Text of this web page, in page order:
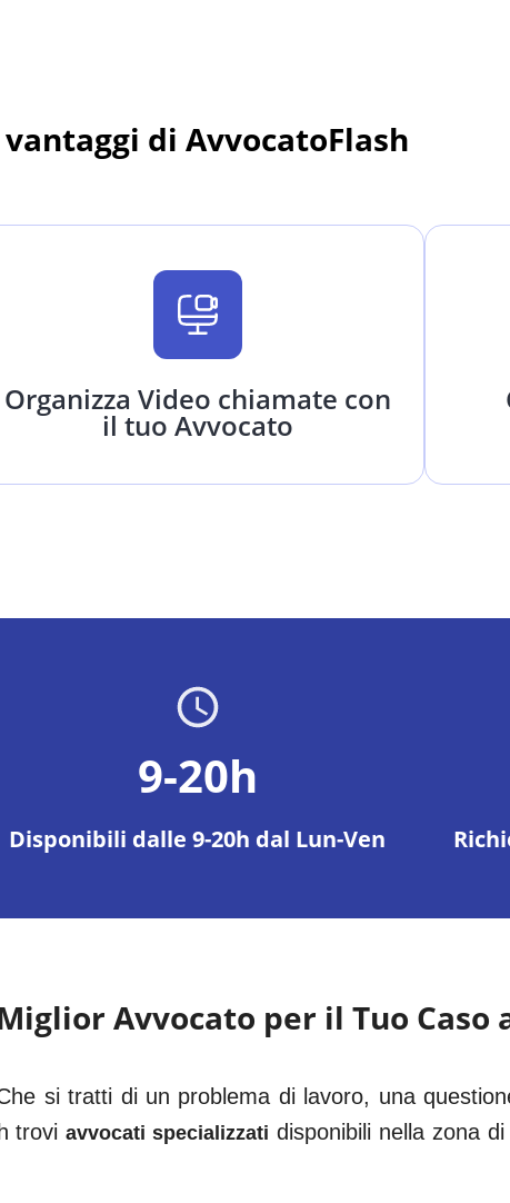
vantaggi di AvvocatoFlash
Organizza Video chiamate con
il tuo Avvocato
9-20h
Disponibili dalle 9-20h dal Lun-Ven
Avvocato per il Tuo Caso
si tratti di un problema di lavoro, una
trovi avvocati specializzati disponibili nella zona di